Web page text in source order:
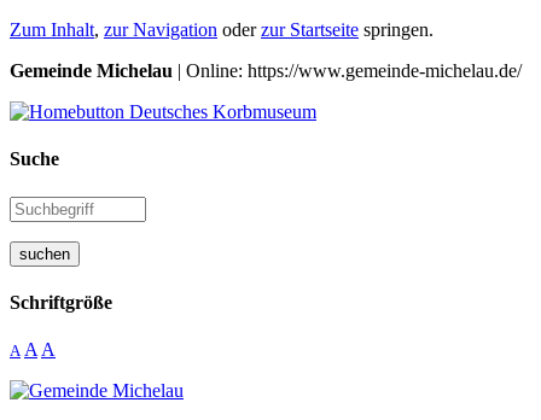
Zum Inhalt, zur Navigation oderzur Startseite springen.
Gemeinde Michelau | Online: https://www.gemeinde-michelau.de/
Suche
suchen
Schriftgröße
A A A